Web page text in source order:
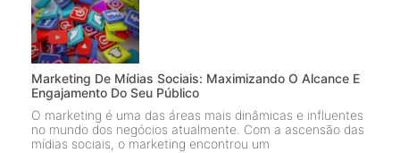
Marketing De Mídias Sociais: Maximizando O Alcance E
Engajamento Do Seu Público
O marketing é uma das áreas mais dinâmicas e influentes
no mundo dos negócios atualmente. Com a ascensão das
mídias sociais, o marketing encontrou um